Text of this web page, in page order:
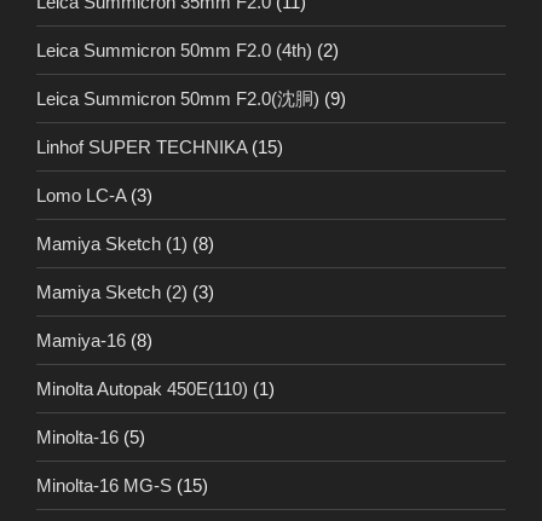
Leica Summicron 50mm F2.0 (4th) (2)
Leica Summicron 50mm F2.0(沈胴) (9)
Linhof SUPER TECHNIKA(15)
Lomo LC-A(3)
Mamiya Sketch (1) (8)
Mamiya Sketch (2) (3)
Mamiya-16 (8)
Minolta Autopak 450E(110) (1)
Minolta-16 (5)
Minolta-16 MG-S (15)